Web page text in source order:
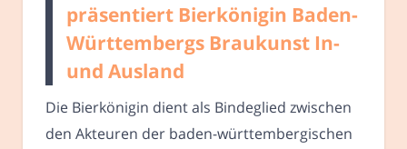
präsentiert Bierkönigin Baden-
Württembergs Braukunst In-
und Ausland
Die Bierkönigin dient als Bindeglied zwischen
den Akteuren der baden-württembergischen